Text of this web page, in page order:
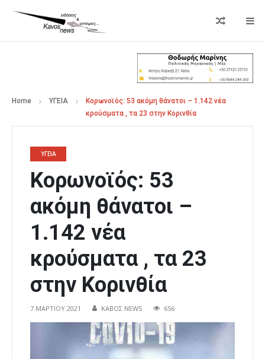
Home ΥΓΕΙΑ
Κορωνοϊός: 53 ακόμη θάνατοι – 1.142 νέα
κρούσματα , τα 23 στην Κορινθία
ΥΓΕΙΑ
Κορωνοϊός: 53
ακόμη θάνατοι –
1.142 νέα
κρούσματα , τα 23
στην Κορινθία
7 ΜΑΡΤΊΟΥ 2021 ΚΑΒΟΣ NEWS 656